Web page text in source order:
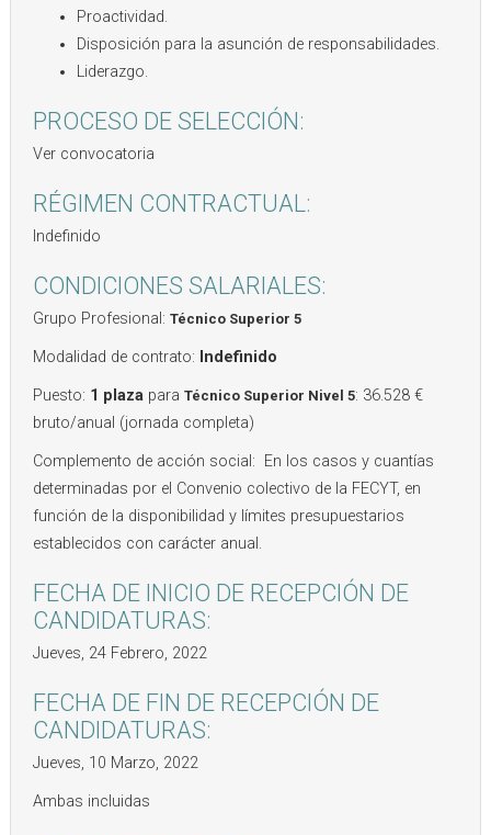
Proactividad.
Disposición para la asunción de responsabilidades.
Liderazgo.
PROCESO DE SELECCIÓN:
Ver convocatoria
RÉGIMEN CONTRACTUAL:
Indefinido
CONDICIONES SALARIALES:
Grupo Profesional: Técnico Superior 5
Modalidad de contrato: Indefinido
Puesto: 1 plazapara Técnico Superior Nivel 5: 36.528 €
bruto/anual (jornada completa)
Complemento de acción social: En los casos y cuantías
determinadas por el Convenio colectivo de la FECYT, en
función de la disponibilidad y límites presupuestarios
establecidos con carácter anual.
FECHA DE INICIO DE RECEPCIÓN DE
CANDIDATURAS:
Jueves, 24 Febrero, 2022
FECHA DE FIN DE RECEPCIÓN DE
CANDIDATURAS:
Jueves, 10 Marzo, 2022
Ambas incluidas